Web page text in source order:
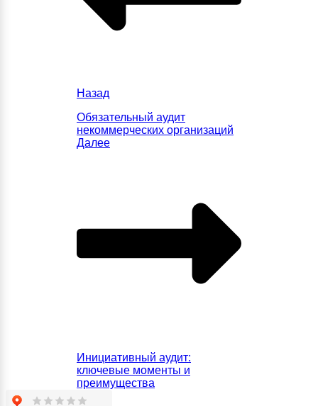
Назад
Обязательный аудит
некоммерческих организаций
Далее
Инициативный аудит:
ключевые моменты и
преимущества